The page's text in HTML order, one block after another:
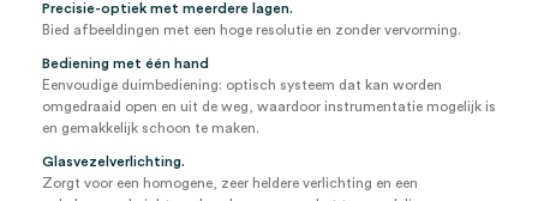
Precisie-optiek met meerdere lagen.
Bied afbeeldingen met een hoge resolutie en zonder vervorming.
Bediening met één hand
Eenvoudige duimbediening: optisch systeem dat kan worden
omgedraaid open en uit de weg, waardoor instrumentatie mogelijk is
en gemakkelijk schoon te maken.
Glasvezelverlichting.
Zorgt voor een homogene, zeer heldere verlichting en een